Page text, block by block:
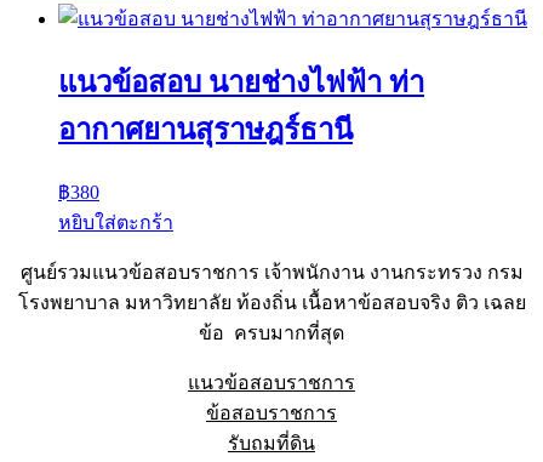
แนวข้อสอบ นายช่างไฟฟ้า ท่า
อากาศยานสุราษฎร์ธานี
฿380
หยิบใส่ตะกร้า
ศูนย์รวมแนวข้อสอบราชการ เจ้าพนักงาน งานกระทรวง กรม
โรงพยาบาล มหาวิทยาลัย ท้องถิ่น เนื้อหาข้อสอบจริง ติว เฉลย
ข้อ ครบมากที่สุด
แนวข้อสอบราชการ
ข้อสอบราชการ
รับถมที่ดิน